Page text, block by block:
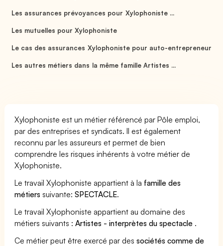
Les assurances prévoyances pour Xylophoniste ...
Les mutuelles pour Xylophoniste
Le cas des assurances Xylophoniste pour auto-entrepreneur
Les autres métiers dans la même famille Artistes ...
Xylophoniste est un métier référencé par Pôle emploi,
par des entreprises et syndicats. Il est également
reconnu par les assureurs et permet de bien
comprendre les risques inhérents à votre métier de
Xylophoniste.
Le travail Xylophoniste appartient à la famille des
métiers suivante:SPECTACLE.
Le travail Xylophoniste appartient au domaine des
métiers suivants :Artistes - interprètes du spectacle .
Ce métier peut être exercé par dessociétés comme de